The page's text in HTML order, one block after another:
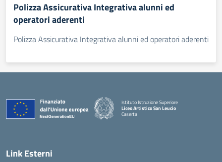
Polizza Assicurativa Integrativa alunni ed
operatori aderenti
Polizza Assicurativa Integrativa alunni ed operatori aderenti
Istituto Istruzione Superiore
Liceo Artistico San Leucio
Caserta
Link Esterni